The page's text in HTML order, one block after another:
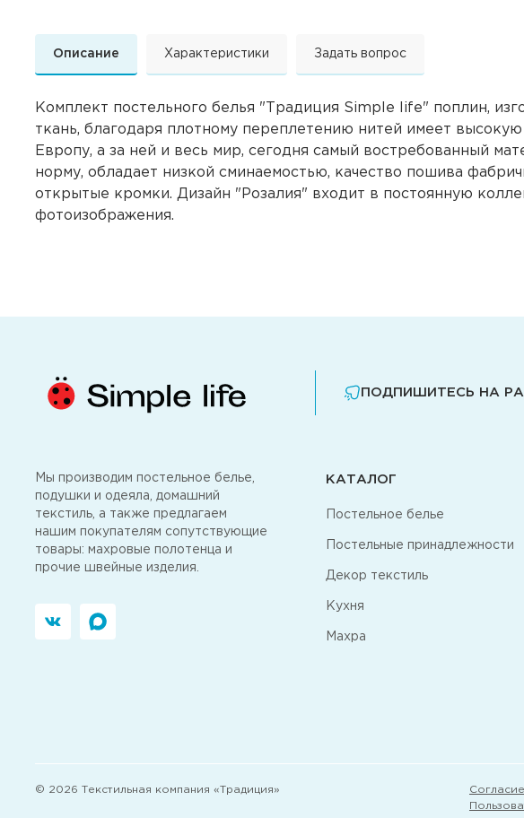
Описание Характеристики Задать вопрос
Комплект постельного белья "Традиция Simple life" поплин,
ткань, благодаря плотному переплетению нитей имеет
Европу, а за ней и весь мир, сегодня самый востребованный
норму, обладает низкой сминаемостью, качество пошива
открытые кромки. Дизайн "Розалия" входит в постоянную
фотоизображения.
ПОДПИШИТЕСЬ НА
Мы производим постельное белье,
подушки и одеяла, домашний
текстиль, а также предлагаем
нашим покупателям сопутствующие
товары: махровые полотенца и
прочие швейные изделия.
КАТАЛОГ
Постельное белье
Постельные принадлежности
Декор текстиль
Кухня
Махра
© 2026 Текстильная компания «Традиция»